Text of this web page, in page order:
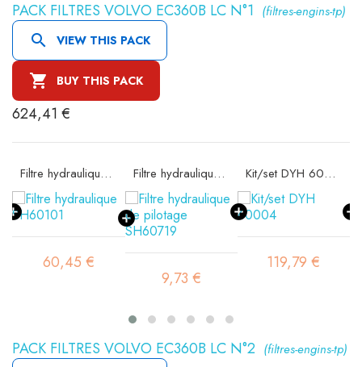
PACK FILTRES VOLVO EC360B LC N°1 (filtres-engins-tp)
 VIEW THIS PACK
 BUY THIS PACK
624,41 €
Filtre hydraulique SH60101
60,45 €
Filtre hydraulique de pilotage SH60719
9,73 €
Kit/set DYH 60004
119,79 €
PACK FILTRES VOLVO EC360B LC N°2 (filtres-engins-tp)